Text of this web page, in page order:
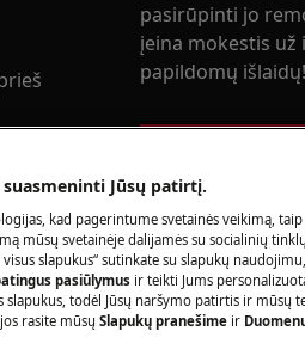
pasirūpinti jo
įeina mokestis už
papildomų išlaidų!
Užsisakykite
Raskite savo
Spręskite
dokumentacijos
Jūsų patirtį.
kad pagerintume svetainės veikimą,
mūsų svetainėje dalijamės su socialinių
slapukus“ sutinkate su slapukų
pasiūlymus ir teikti Jums
slapukus, todėl Jūsų naršymo patirtis ir mūsų
rasite mūsų Slapukų pranešime ir